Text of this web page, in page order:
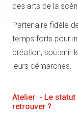
des arts de la
Partenaire fidèle
temps forts pour
création, soutenir
leurs démarches.
Atelier - Le statut
retrouver ?